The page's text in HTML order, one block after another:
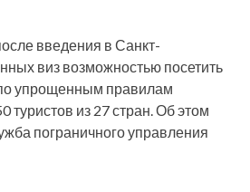
введения в Санкт-
виз возможностью посетить
упрощенным правилам
туристов из 27 стран. Об этом
пограничного управления